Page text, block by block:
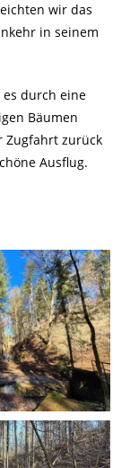
wir das
in seinem
durch eine
Bäumen
Zugfahrt zurück
Ausflug.